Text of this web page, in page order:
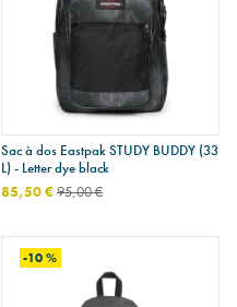
Sac à dos Eastpak STUDY BUDDY (33
L) - Letter dye black
85,50 €95,00 €
-10 %